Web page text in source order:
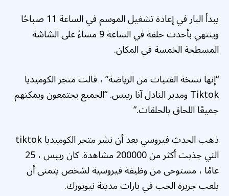
يبدأ البار في إعادة تشغيل الموسم في الساعة 11 صباحًا
وينتهي بأحدث حلقة في الساعة 9 مساءً على الشاشة
المسطحة الخمسة في المكان.
Tiktok ومدير النادل آنا رييس. “الجميع يجتمعون ويمكنهم
جميعًا اللحاق بالحلقات.”
ذهب الحدث فيروسي بعد أن نشر متجر الكوميديا ​​tiktok
التي جذبت أكثر من 200000 مشاهدة. كان رييس ، 25
عامًا ، مستوحى من وظيفة فيروسية لشخص يتمنى أن
يلعب جزيرة الحب في بارات مدينة نيويورك.